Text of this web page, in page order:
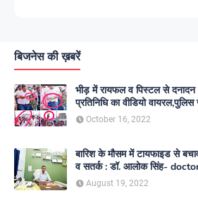
बिजनेस की ख़बरें
भीड़ में रायफल व पिस्टल से दनादन
प्रतिनिधि का वीडियो
media
October 16, 2022
बारिश के मौसम में टायफाइड से
व सतर्क : डॉ. आलोक सिंह-
August 19, 2022